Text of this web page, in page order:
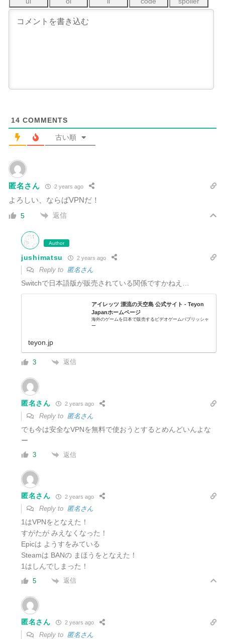
14 COMMENTS
古い順
匿名さん 2 years ago
よろしい、ならばVPNだ！
5 返信
Author
jushimatsu 2 years ago
Reply to 匿名さん
Switchで日本語版が販売されている関係ですかねえ…
アイレッツ 漂流の天空島 公式サイト - Teyon
Japanホームページ
海外のゲームを日本で販売するビデオゲームパブリッシャ
ー
teyon.jp
3 返信
匿名さん 2 years ago
Reply to 匿名さん
でも今は安全なVPNを無料で使おうとするとめんどいんよな
ー
3 返信
匿名さん 2 years ago
Reply to 匿名さん
1はVPNをとなえた！
すがたが みえなくなった！
Epicは ようすをみている
Steamは BANの まほうをとなえた！
1はしんでしまった！
5 返信
匿名さん 2 years ago
Reply to 匿名さん